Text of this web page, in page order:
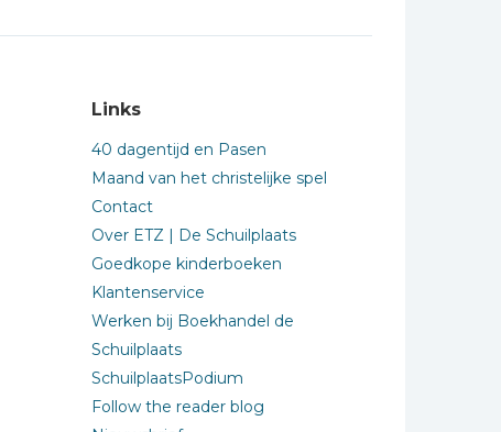
Links
40 dagentijd en Pasen
Maand van het christelijke spel
Contact
Over ETZ | De Schuilplaats
Goedkope kinderboeken
Klantenservice
Werken bij Boekhandel de
Schuilplaats
SchuilplaatsPodium
Follow the reader blog